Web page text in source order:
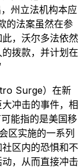
州立法机构本应
的法案虽然在参
，沃尔多法依然
拨款，并计划在
Surge）在新
冲击的事件，相
能指的是美国移
区实施的一系列
区内的恐惧和不
，从而直接冲击